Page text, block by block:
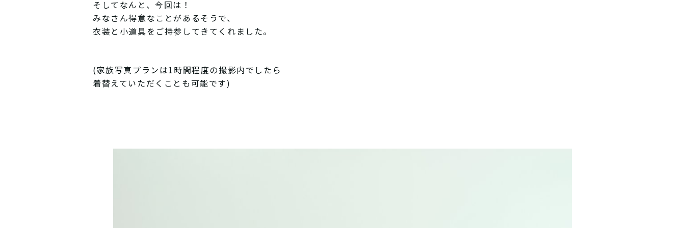
そしてなんと、今回は！
みなさん得意なことがあるそうで、
衣装と小道具をご持参してきてくれました。
(家族写真プランは1時間程度の撮影内でしたら
着替えていただくことも可能です)